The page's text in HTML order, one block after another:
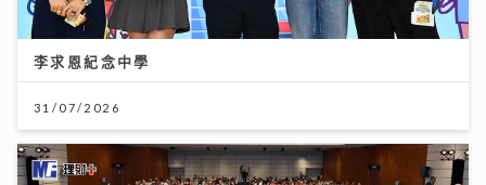
李求恩紀念中學
31/07/2026